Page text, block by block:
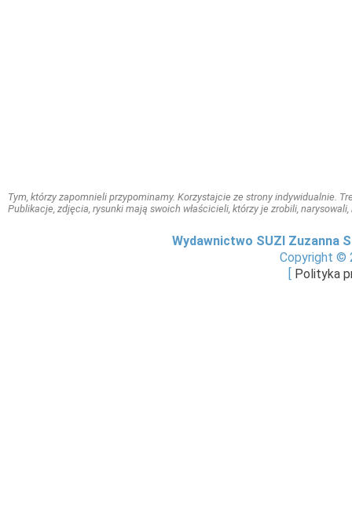
Tym, którzy zapomnieli przypominamy. Korzystajcie ze strony indywidualnie.
Publikacje, zdjęcia, rysunki mają swoich właścicieli, którzy je zrobili,
Wydawnictwo SUZI Zuzanna
Copyright ©
Polityka